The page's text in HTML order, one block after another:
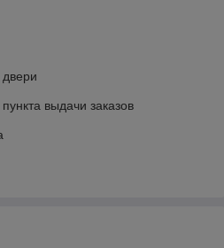
двери
выдачи заказов